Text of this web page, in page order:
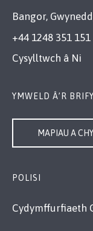
Bangor,
+44 1248 351 151
Cysylltwch â Ni
YMWELD Â’R
MAPIAU A
POLISI
Cydymffurfiaeth